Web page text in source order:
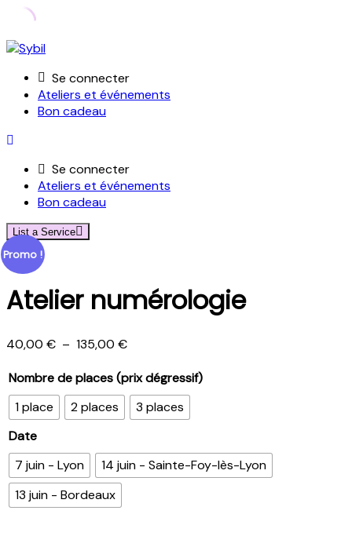
Skip
contentSe connecter
Ateliers et événements
Bon cadeau
Se connecter
Ateliers et événements
Bon cadeau
List a Service
Promo !
Atelier numérologie
40,00 € – 135,00 €Plage
prix :
40,00 €
Nombre de places (prix dégressif)
1 place
2 places
3 places
Date
7 juin - Lyon
14 juin - Sainte-Foy-lès-Lyon
13 juin - Bordeaux